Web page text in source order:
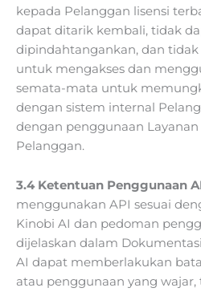
kepada Pelanggan lisensi
dapat ditarik kembali, tidak
dipindahtangankan, dan
untuk mengakses dan
semata-mata untuk
dengan sistem internal
dengan penggunaan Layanan
Pelanggan.
3.4 Ketentuan Penggunaan
menggunakan API sesuai
Kinobi AI dan pedoman
dijelaskan dalam
AI dapat memberlakukan
atau penggunaan yang